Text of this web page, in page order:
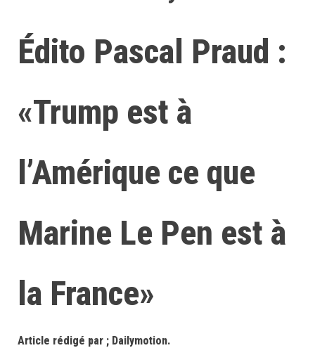
Édito Pascal Praud :
«Trump est à
l’Amérique ce que
Marine Le Pen est à
la France»
Article rédigé par ; Dailymotion.